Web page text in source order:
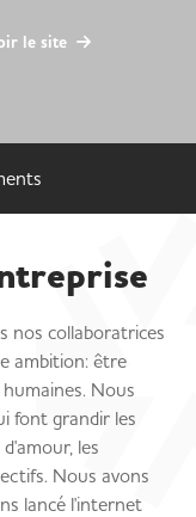
le site
nos collaboratrices
ambition: être
Nous
font grandir les
les
Nous avons
lancé l'internet